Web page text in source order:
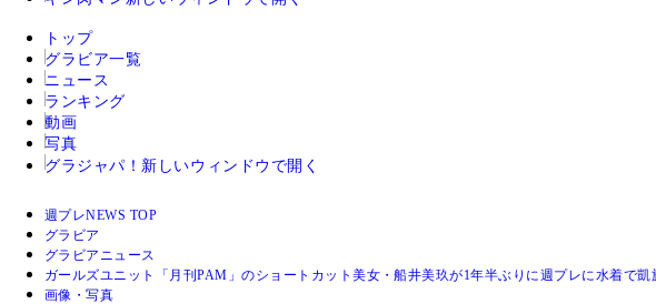
トップ
グラビア一覧
ニュース
ランキング
動画
写真
グラジャパ！ 新しいウィンドウで開く
週プレNEWS TOP
グラビア
グラビアニュース
ガールズユニット「月刊PAM」のショートカット美女・船井美玖が1年半ぶりに週プレに水着で凱
画像・写真